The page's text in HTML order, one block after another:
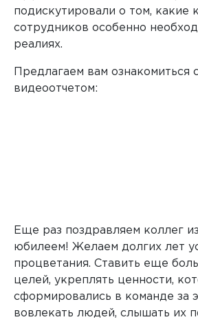
подискутировали о том, какие
сотрудников особенно
реалиях.
Предлагаем вам ознакомиться
видеоотчетом:
Еще раз поздравляем коллег
юбилеем! Желаем долгих лет
процветания. Ставить еще
целей, укреплять ценности,
сформировались в команде за
вовлекать людей, слышать их